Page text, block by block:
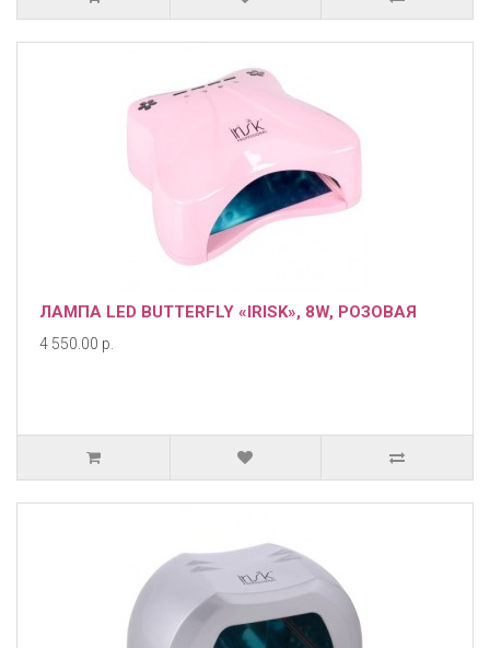
ЛАМПА LED BUTTERFLY «IRISK», 8W, РОЗОВАЯ
4 550.00 р.